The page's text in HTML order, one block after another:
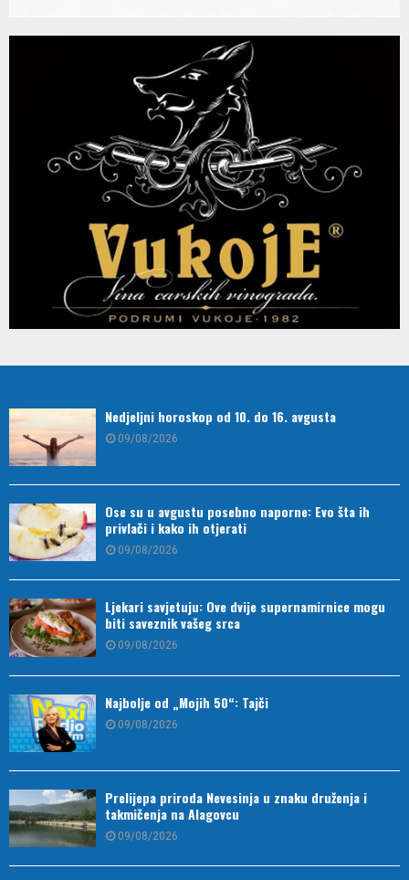
Nedjeljni horoskop od 10. do 16. avgusta
09/08/2026
Ose su u avgustu posebno naporne: Evo šta ih
privlači i kako ih otjerati
09/08/2026
Ljekari savjetuju: Ove dvije supernamirnice mogu
biti saveznik vašeg srca
09/08/2026
Najbolje od „Mojih 50“: Tajči
09/08/2026
Prelijepa priroda Nevesinja u znaku druženja i
takmičenja na Alagovcu
09/08/2026